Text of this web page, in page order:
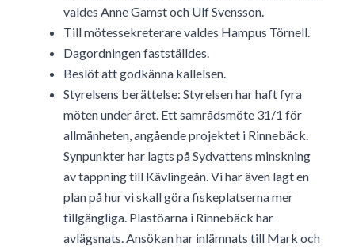
valdes Anne Gamst och Ulf Svensson.
Till mötessekreterare valdes Hampus Törnell.
Dagordningen fastställdes.
Beslöt att godkänna kallelsen.
Styrelsens berättelse: Styrelsen har haft fyra
möten under året. Ett samrådsmöte 31/1 för
allmänheten, angående projektet i Rinnebäck.
Synpunkter har lagts på Sydvattens minskning
av tappning till Kävlingeån. Vi har även lagt en
plan på hur vi skall göra fiskeplatserna mer
tillgängliga. Plastöarna i Rinnebäck har
avlägsnats. Ansökan har inlämnats till Mark och